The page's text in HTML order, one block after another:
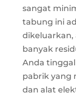
sangat
tabung ini
dikeluarkan,
banyak
Anda
pabrik yang
dan alat